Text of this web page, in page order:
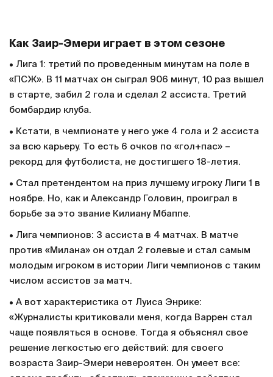
Как Заир-Эмери играет в этом сезоне
• Лига 1: третий по проведенным минутам на поле в
«ПСЖ». В 11 матчах он сыграл 906 минут, 10 раз вышел
в старте, забил 2 гола и сделал 2 ассиста. Третий
бомбардир клуба.
• Кстати, в чемпионате у него уже 4 гола и 2 ассиста
за всю карьеру. То есть 6 очков по «гол+пас» –
рекорд для футболиста, не достигшего 18-летия.
• Стал претендентом на приз лучшему игроку Лиги 1 в
ноябре. Но, как и Александр Головин, проиграл в
борьбе за это звание Килиану Мбаппе.
• Лига чемпионов: 3 ассиста в 4 матчах. В матче
против «Милана» он отдал 2 голевые и стал самым
молодым игроком в истории Лиги чемпионов с таким
числом ассистов за матч.
• А вот характеристика от Луиса Энрике:
«Журналисты критиковали меня, когда Варрен стал
чаще появляться в основе. Тогда я объяснял свое
решение легкостью его действий: для своего
возраста Заир-Эмери невероятен. Он умеет все: